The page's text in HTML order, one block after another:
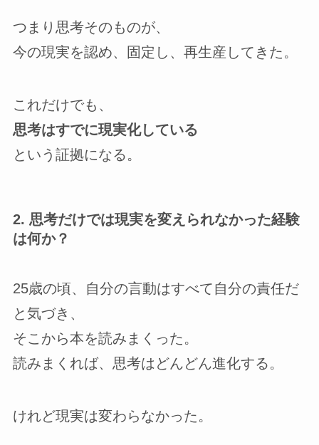
つまり思考そのものが、
今の現実を認め、固定し、再生産してきた。
これだけでも、
思考はすでに現実化している
という証拠になる。
2. 思考だけでは現実を変えられなかった経験
は何か？
25歳の頃、自分の言動はすべて自分の責任だ
と気づき、
そこから本を読みまくった。
読みまくれば、思考はどんどん進化する。
けれど現実は変わらなかった。